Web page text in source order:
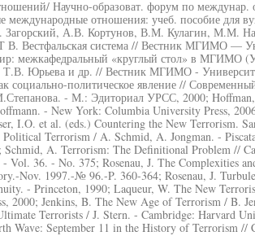
Научно-образоват. форум по
отношения: учеб. пособие для
Загорский, А.В. Кортунов, В.М. Кулагин, М.М.
В. Вестфальская система // Вестник МГИМО —
межкафедральный «круглый стол» в МГИМО
Т.В. Юрьева и др. // Вестник МГИМО -
политическое явление //
- М.: Эдиториал УРСС, 2000;
- New York: Columbia University Press,
I.O. et al. (eds.) Countering the New Terrorism.
Terrorism / A. Schmid, A. Jongman. -
Schmid, A. Terrorism: The Definitional Problem //
Vol. 36. - No. 375; Rosenau, J. The Complexities
Nov. 1997.-№ 96.-P. 360-364; Rosenau, J.
- Princeton, 1990; Laqueur, W. The New
2000; Jenkins, B. The New Age of Terrorism / B.
Terrorists / J. Stern. - Cambridge: Harvard
Wave: September 11 in the History of Terrorism //